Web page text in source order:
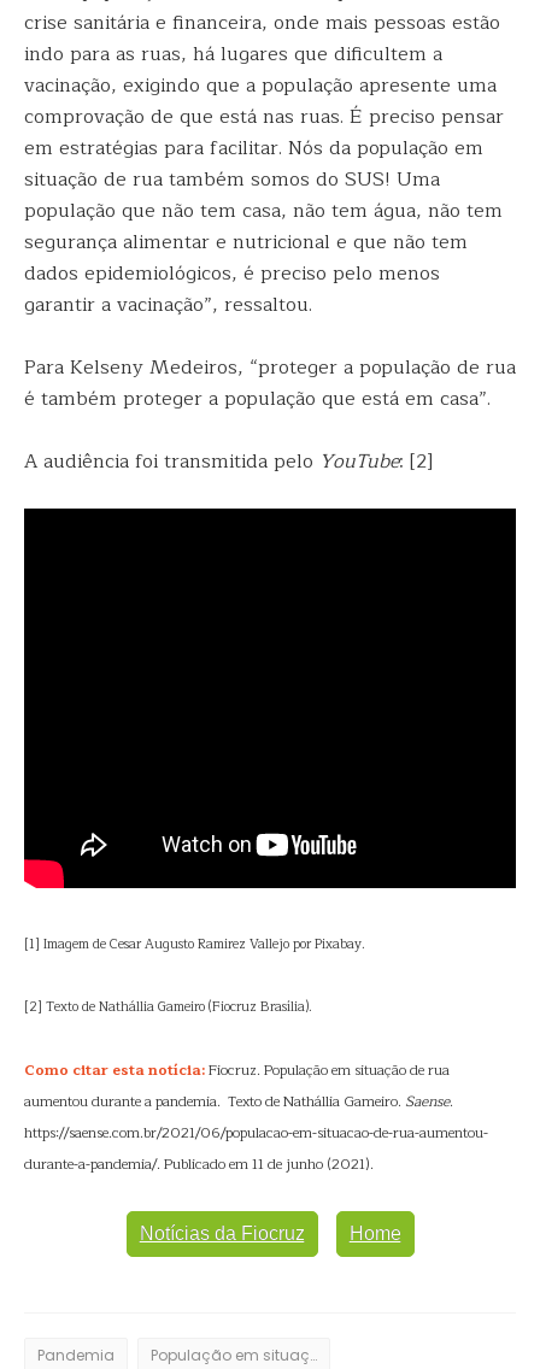
crise sanitária e financeira, onde mais pessoas estão
indo para as ruas, há lugares que dificultem a
vacinação, exigindo que a população apresente uma
comprovação de que está nas ruas. É preciso pensar
em estratégias para facilitar. Nós da população em
situação de rua também somos do SUS! Uma
população que não tem casa, não tem água, não tem
segurança alimentar e nutricional e que não tem
dados epidemiológicos, é preciso pelo menos
garantir a vacinação”, ressaltou.
Para Kelseny Medeiros, “proteger a população de rua
é também proteger a população que está em casa”.
A audiência foi transmitida pelo YouTube: [2]
[1] Imagem de Cesar Augusto Ramirez Vallejo por Pixabay.
[2] Texto de Nathállia Gameiro (Fiocruz Brasília).
Como citar esta notícia:Fiocruz. População em situação de rua
aumentou durante a pandemia. Texto de Nathállia Gameiro. Saense.
https://saense.com.br/2021/06/populacao-em-situacao-de-rua-aumentou-
durante-a-pandemia/. Publicado em 11 de junho (2021).
Notícias da Fiocruz Home
Pandemia População em situação de rua